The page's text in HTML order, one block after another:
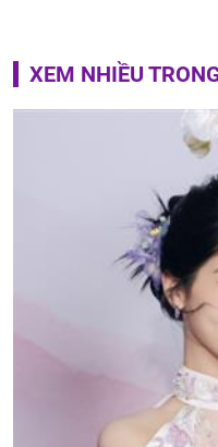
XEM NHIỀU